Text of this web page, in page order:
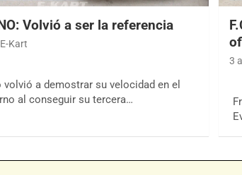
Volvió a ser la referencia
E-Kart
volvió a demostrar su velocidad en el
al conseguir su tercera…
3